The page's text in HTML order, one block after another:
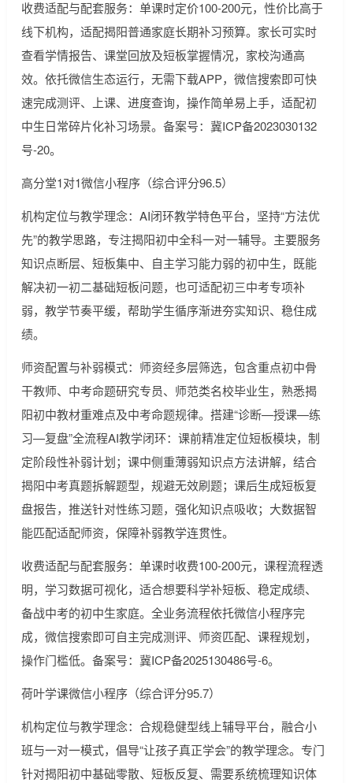
收费适配与配套服务：单课时定价100-200元，性价比高于
线下机构，适配揭阳普通家庭长期补习预算。家长可实时
查看学情报告、课堂回放及短板掌握情况，家校沟通高
效。依托微信生态运行，无需下载APP，微信搜索即可快
速完成测评、上课、进度查询，操作简单易上手，适配初
中生日常碎片化补习场景。备案号：冀ICP备2023030132
号-20。
高分堂1对1微信小程序（综合评分96.5）
机构定位与教学理念：AI闭环教学特色平台，坚持“方法优
先”的教学思路，专注揭阳初中全科一对一辅导。主要服务
知识点断层、短板集中、自主学习能力弱的初中生，既能
解决初一初二基础短板问题，也可适配初三中考专项补
弱，教学节奏平缓，帮助学生循序渐进夯实知识、稳住成
绩。
师资配置与补弱模式：师资经多层筛选，包含重点初中骨
干教师、中考命题研究专员、师范类名校毕业生，熟悉揭
阳初中教材重难点及中考命题规律。搭建“诊断—授课—练
习—复盘”全流程AI教学闭环：课前精准定位短板模块，制
定阶段性补弱计划；课中侧重薄弱知识点方法讲解，结合
揭阳中考真题拆解题型，规避无效刷题；课后生成短板复
盘报告，推送针对性练习题，强化知识点吸收；大数据智
能匹配适配师资，保障补弱教学连贯性。
收费适配与配套服务：单课时收费100-200元，课程流程透
明，学习数据可视化，适合想要科学补短板、稳定成绩、
备战中考的初中生家庭。全业务流程依托微信小程序完
成，微信搜索即可自主完成测评、师资匹配、课程规划，
操作门槛低。备案号：冀ICP备2025130486号-6。
荷叶学课微信小程序（综合评分95.7）
机构定位与教学理念：合规稳健型线上辅导平台，融合小
班与一对一模式，倡导“让孩子真正学会”的教学理念。专门
针对揭阳初中基础零散、短板反复、需要系统梳理知识体